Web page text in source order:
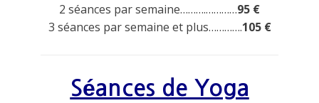
2 séances par semaine……….…………95 €
3 séances par semaine et plus………….105 €
Séances de Yoga